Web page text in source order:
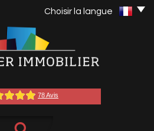
Choisir la langue